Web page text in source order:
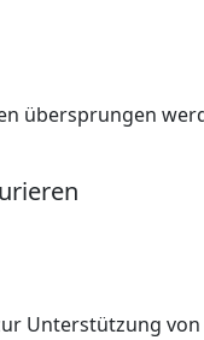
übersprungen
Unterstützung von